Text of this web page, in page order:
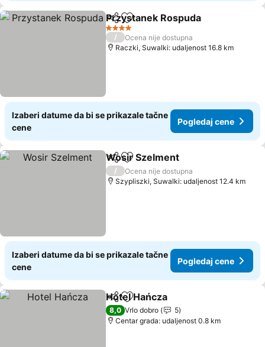
Deli Dodati u favorite
Przystanek Rospuda
4 Zvezdice
/
Ocena nije dostupna
Raczki, Suwalki: udaljenost 16.8 km
Izaberi datume da bi se prikazale tačne
cene
Pogledaj cene
Deli Dodati u favorite
Wosir Szelment
/
Ocena nije dostupna
Szypliszki, Suwalki: udaljenost 12.4 km
Izaberi datume da bi se prikazale tačne
cene
Pogledaj cene
Deli Dodati u favorite
Hotel Hańcza
8,0 Vrlo dobro
5
Centar grada: udaljenost 0.8 km